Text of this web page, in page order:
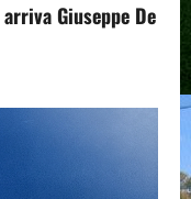
Giuseppe De